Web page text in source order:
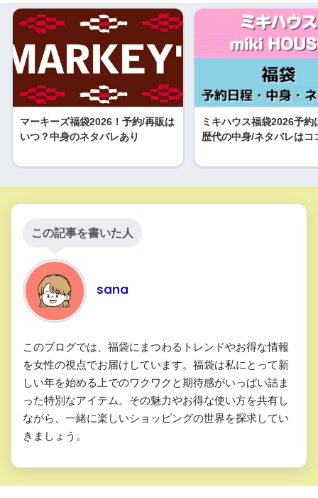
マーキーズ福袋2026！予約/再販は
いつ？中身のネタバレあり
ミキハウス福袋2026予約
歴代の中身/ネタバレはコ
この記事を書いた人
sana
このブログでは、福袋にまつわるトレンドやお得な情報
を女性の視点でお届けしています。福袋は私にとって新
しい年を始める上でのワクワクと期待感がいっぱい詰ま
った特別なアイテム。その魅力やお得な使い方を共有し
ながら、一緒に楽しいショッピングの世界を探求してい
きましょう。